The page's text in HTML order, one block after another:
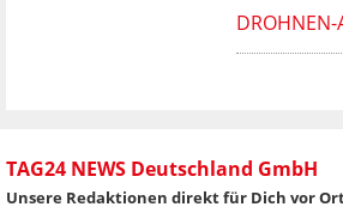
DROHNEN-
TAG24 NEWS Deutschland GmbH
Unsere Redaktionen direkt für Dich vor